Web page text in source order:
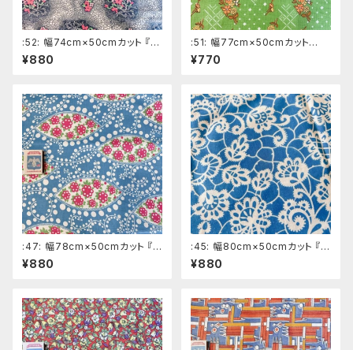
:52: 幅74cm×50cmカット 『花
カゴ』 黒系ロシアの昔の布
デッドストック ソビエトデザイ
¥880
:51: 幅77cm×50cmカット
『花』 黄緑系ロシアの昔の布
デッドストック ソビエトデザイ
¥770
:47: 幅78cm×50cmカット 『ピ
ンクの花』 水色系ロシアの昔
の布 デッドストック ソビエト
¥880
:45: 幅80cm×50cmカット 『ス
タンプ』 水色系ロシアの昔の
布 デッドストック ソビエトデ
¥880